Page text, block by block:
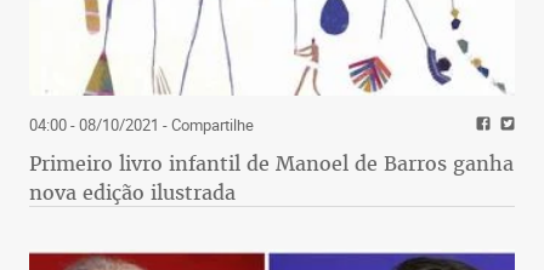
04:00 - 08/10/2021 - Compartilhe
Primeiro livro infantil de Manoel de Barros ganha
nova edição ilustrada